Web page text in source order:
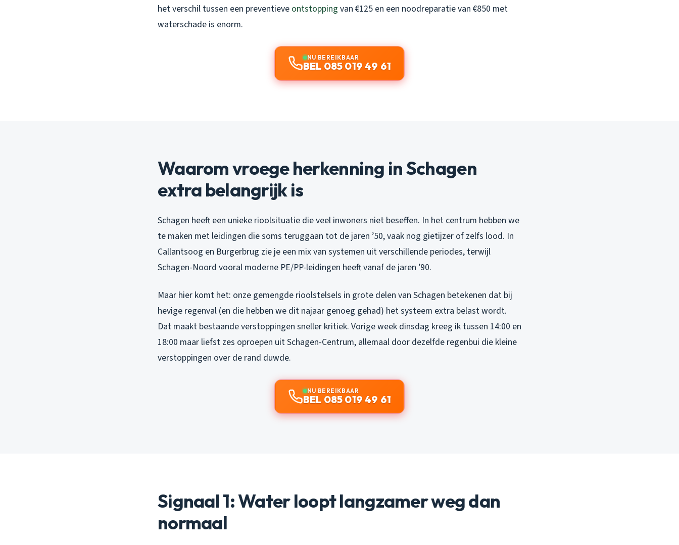
het verschil tussen een preventieve ontstopping van €125 en een noodreparatie van €850 met
waterschade is enorm.
NU BEREIKBAAR
BEL 085 019 49 61
Waarom vroege herkenning in Schagen
extra belangrijk is
Schagen heeft een unieke rioolsituatie die veel inwoners niet beseffen. In het centrum hebben we
te maken met leidingen die soms teruggaan tot de jaren ’50, vaak nog gietijzer of zelfs lood. In
Callantsoog en Burgerbrug zie je een mix van systemen uit verschillende periodes, terwijl
Schagen-Noord vooral moderne PE/PP-leidingen heeft vanaf de jaren ’90.
Maar hier komt het: onze gemengde rioolstelsels in grote delen van Schagen betekenen dat bij
hevige regenval (en die hebben we dit najaar genoeg gehad) het systeem extra belast wordt.
Dat maakt bestaande verstoppingen sneller kritiek. Vorige week dinsdag kreeg ik tussen 14:00 en
18:00 maar liefst zes oproepen uit Schagen-Centrum, allemaal door dezelfde regenbui die kleine
verstoppingen over de rand duwde.
NU BEREIKBAAR
BEL 085 019 49 61
Signaal 1: Water loopt langzamer weg dan
normaal